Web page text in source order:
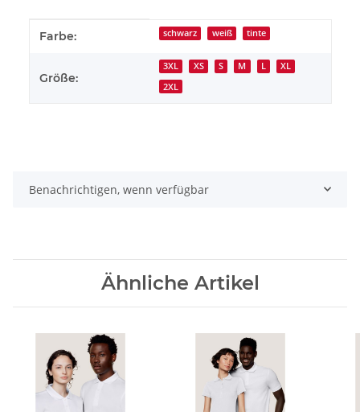
Produkteigenschaft
Wert
Farbe: schwarz weiß tinte
Größe:
3XL XS S M L
XL
2XL
Benachrichtigen, wenn verfügbar
Ähnliche Artikel